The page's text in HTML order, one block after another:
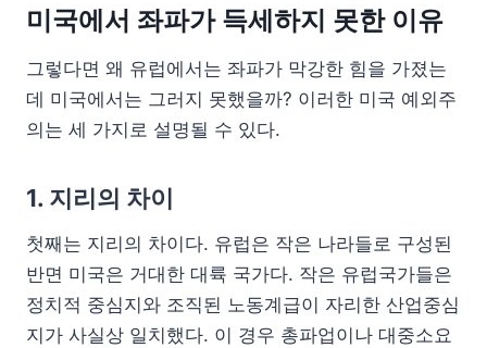
미국에서 좌파가 득세하지 못한 이유
그렇다면 왜 유럽에서는 좌파가 막강한 힘을 가졌는
데 미국에서는 그러지 못했을까? 이러한 미국 예외주
의는 세 가지로 설명될 수 있다.
1. 지리의 차이
첫째는 지리의 차이다. 유럽은 작은 나라들로 구성된
반면 미국은 거대한 대륙 국가다. 작은 유럽국가들은
정치적 중심지와 조직된 노동계급이 자리한 산업중심
지가 사실상 일치했다. 이 경우 총파업이나 대중소요